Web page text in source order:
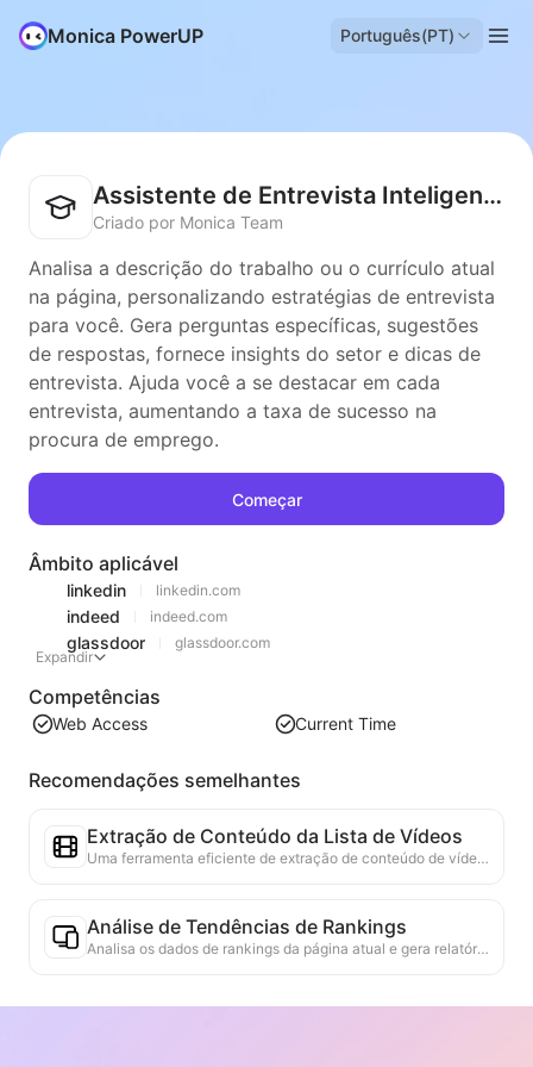
Monica PowerUP Português(PT)
Assistente de Entrevista Inteligente
Criado por Monica Team
Analisa a descrição do trabalho ou o currículo atual
na página, personalizando estratégias de entrevista
para você. Gera perguntas específicas, sugestões
de respostas, fornece insights do setor e dicas de
entrevista. Ajuda você a se destacar em cada
entrevista, aumentando a taxa de sucesso na
procura de emprego.
Começar
Âmbito aplicável
linkedin linkedin.com
indeed indeed.com
glassdoor
glassdoor.com
Expandir
Competências
Web Access Current Time
Recomendações semelhantes
Extração de Conteúdo da Lista de Vídeos
Uma ferramenta eficiente de extração de conteúdo de vídeo da web, capaz de escanear rapidamente páginas da web e organizar as informações de vídeo em uma tabela Markdown estruturada.
Análise de Tendências de Rankings
Analisa os dados de rankings da página atual e gera relatórios de tendências. Identifica categorias populares, tipos de produtos em rápida ascensão e tecnologias emergentes. Fornece insights de mercado em tempo real para ajudar a entender as últimas tendências de produtos e movimentos de mercado.